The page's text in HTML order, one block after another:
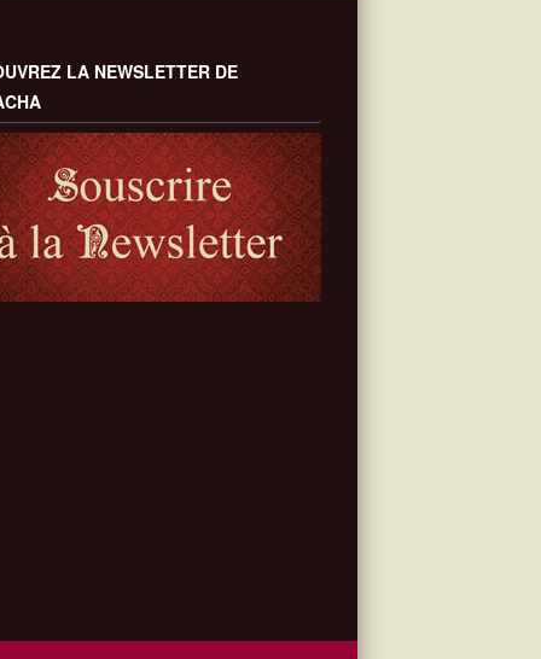
LA NEWSLETTER DE